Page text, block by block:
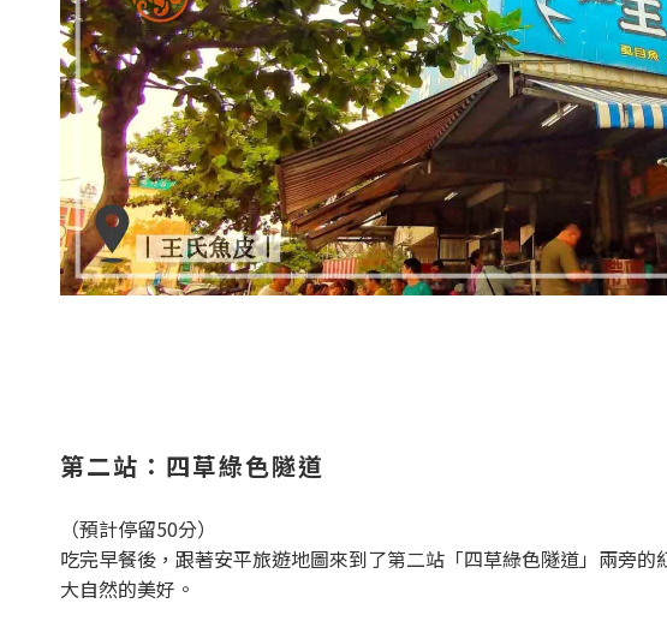
第二站：四草綠色隧道
（預計停留50分）
吃完早餐後，跟著安平旅遊地圖來到了第二站「四草綠色隧道」兩旁
大自然的美好。